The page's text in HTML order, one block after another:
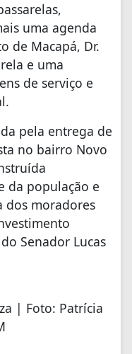
uma agenda
de Macapá, Dr.
e uma
de serviço e
pela entrega de
no bairro Novo
da população e
dos moradores
Senador Lucas
| Foto: Patrícia